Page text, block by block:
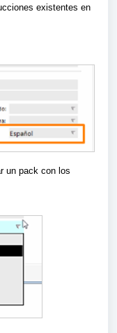
existentes en
un pack con los